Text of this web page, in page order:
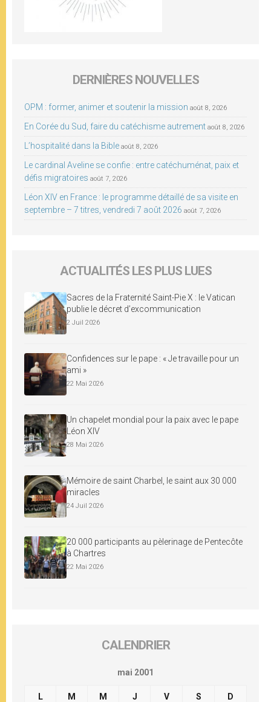
DERNIÈRES NOUVELLES
OPM : former, animer et soutenir la mission août 8, 2026
En Corée du Sud, faire du catéchisme autrement août 8, 2026
L’hospitalité dans la Bible août 8, 2026
Le cardinal Aveline se confie : entre catéchuménat, paix et
défis migratoires août 7, 2026
Léon XIV en France : le programme détaillé de sa visite en
septembre – 7 titres, vendredi 7 août 2026 août 7, 2026
ACTUALITÉS LES PLUS LUES
Sacres de la Fraternité Saint-Pie X : le Vatican
publie le décret d’excommunication
2 Juil 2026
Confidences sur le pape : « Je travaille pour un
ami »
22 Mai 2026
Un chapelet mondial pour la paix avec le pape
Léon XIV
28 Mai 2026
Mémoire de saint Charbel, le saint aux 30 000
miracles
24 Juil 2026
20 000 participants au pèlerinage de Pentecôte
à Chartres
22 Mai 2026
CALENDRIER
mai 2001
L M M J V S D